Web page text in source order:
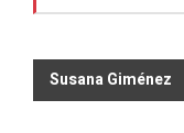
Susana Giménez